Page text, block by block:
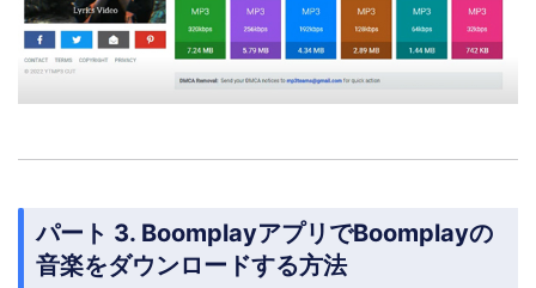
パート 3. BoomplayアプリでBoomplayの
音楽をダウンロードする方法